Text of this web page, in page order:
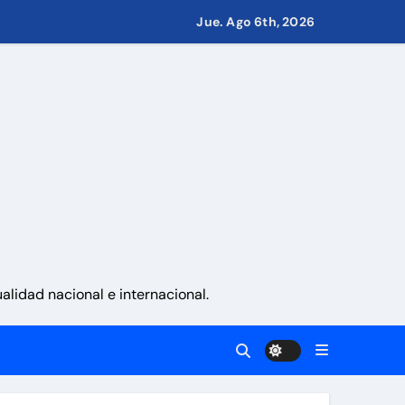
Ormuz
24J
Jue. Ago 6th, 2026
nacional e internacional.